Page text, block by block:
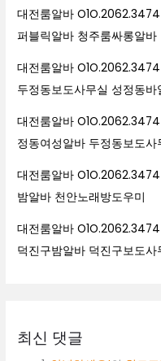
대전룸알바
퍼블릭알바 청주룸싸롱알바
대전룸알바
두정동보도사무실 성정동바
대전룸알바
정동여성알바 두정동보도사
대전룸알바
밤알바 천안노래방도우미
대전룸알바
덕진구밤알바 덕진구보도사
최신 댓글